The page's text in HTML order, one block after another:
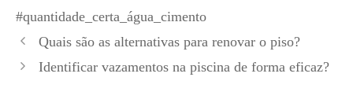
#quantidade_certa_água_cimento
Quais são as alternativas para renovar o piso?
Identificar vazamentos na piscina de forma eficaz?